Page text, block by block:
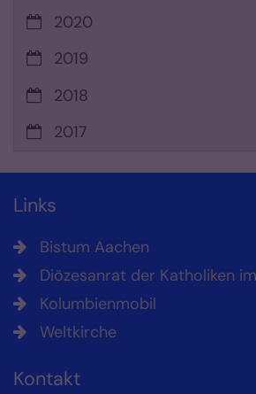
2020
2019
2018
2017
Links
Bistum Aachen
Diözesanrat der Katholiken
Kolumbienmobil
Weltkirche
Kontakt